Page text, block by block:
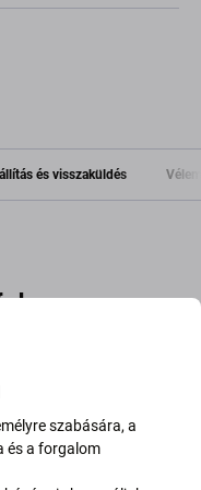
és visszaküldés
Lydsto, Proscenic,
a kapacitását,
szabására, a
és a forgalom